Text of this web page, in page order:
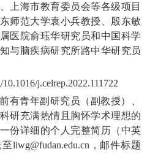
上海市教育委员会等各级项目
师范大学袁小兵教授、殷东敏
医院俞珏华研究员和中国科学
与脑疾病研究所路中华研究员
j.celrep.2022.111722
有青年副研究员（副教授）、
研充满热情且胸怀学术理想的
份详细的个人完整简历（中英
liwg@fudan.edu.cn，邮件标题